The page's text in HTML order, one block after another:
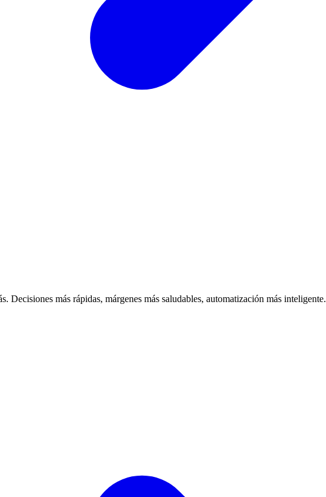
más rápidas, márgenes más saludables, automatización más inteligente.